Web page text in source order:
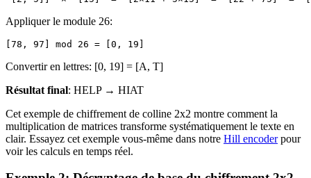
Appliquer le module 26:
Convertir en lettres: [0, 19] = [A, T]
Résultat final: HELP → HIAT
Cet exemple de chiffrement de colline 2x2 montre comment la
multiplication de matrices transforme systématiquement le texte en
clair. Essayez cet exemple vous-même dans notre Hill encoderpour
voir les calculs en temps réel.